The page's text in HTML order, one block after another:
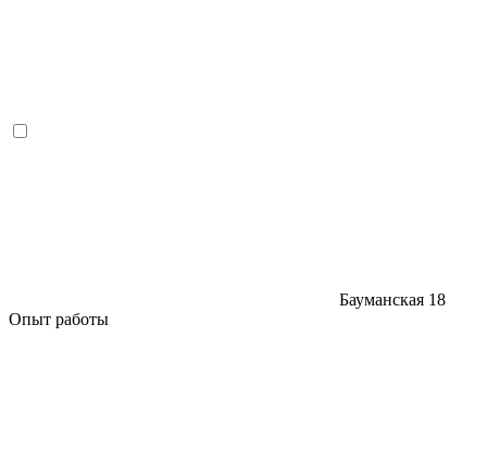
Бауманская 18
Опыт работы